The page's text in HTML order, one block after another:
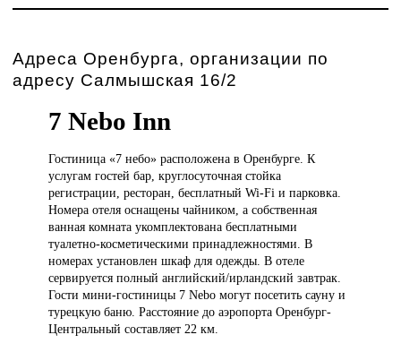
Адреса Оренбурга, организации по
адресу Салмышская 16/2
7 Nebo Inn
Гостиница «7небо» расположена в Оренбурге. К
услугам гостей бар, круглосуточная стойка
регистрации, ресторан, бесплатный Wi-Fi и парковка.
Номера отеля оснащены чайником, а собственная
ванная комната укомплектована бесплатными
туалетно-косметическими принадлежностями. В
номерах установлен шкаф для одежды. В отеле
сервируется полный английский/ирландский завтрак.
Гости мини-гостиницы 7 Nebo могут посетить сауну и
турецкую баню. Расстояние до аэропорта Оренбург-
Центральный составляет 22 км.